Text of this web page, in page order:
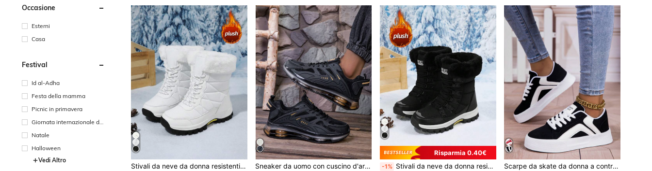
Occasione
Esterni
Casa
Festival
Id al-Adha
Festa della mamma
Picnic in primavera
Giornata internazionale dei
Natale
Halloween
Vedi Altro
Stivali da neve da donna resistenti all'usura, spessi e caldi per uso esterno, comodi stivali da trekking a collo alto di colore unito Sneaker da uomo con cuscino d'aria e lacci - Scarpe sportive - Assorbimento degli urti & Traspiranti - Per corsa, basket, palestra, allenamento
Risparmia 0.40€
-1% Stivali da neve da donna resistenti all'usura, spessi e caldi per uso esterno, comodi stivali da trekking a collo alto di colore unito
Scarpe da skate da donna a contrasto di colore per autunno/inverno, scarpe casual stringate da esterno, sneaker basse confortevoli